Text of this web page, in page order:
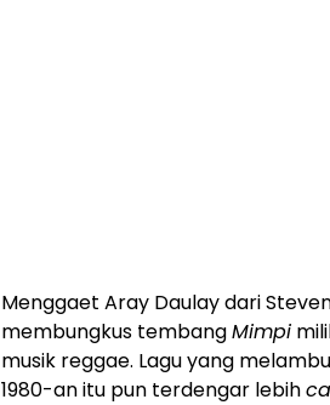
Menggaet Aray Daulay dari
membungkus tembangMimpi
musik reggae. Lagu yang
1980-an itu pun terdengar lebih